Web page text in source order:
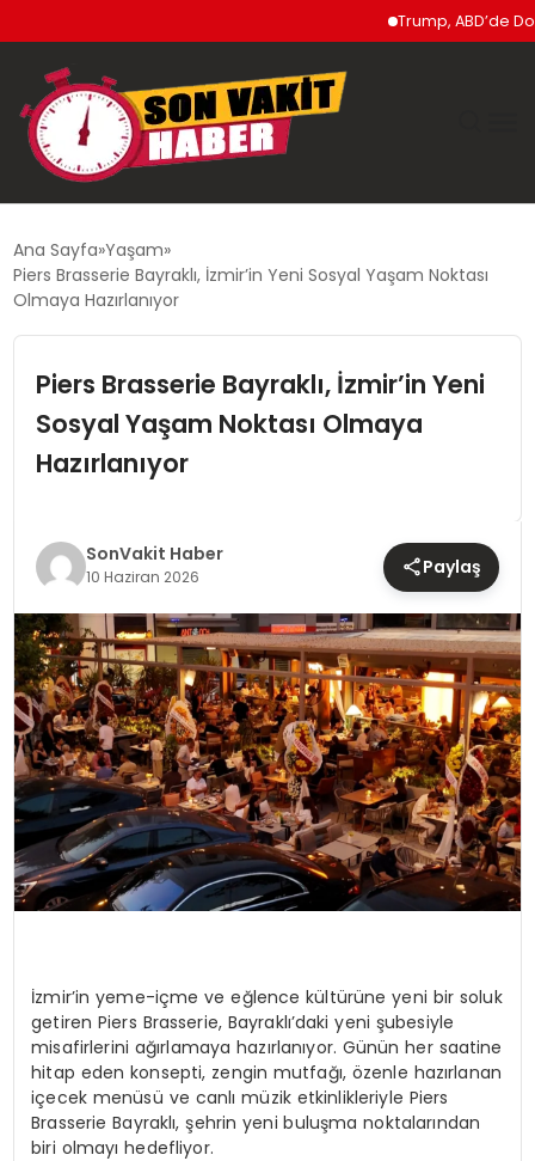
Trump, ABD’de
SIYASET
EKONOMI
TEKNOLOJI
YAŞAM
Ana Sayfa Yaşam
Piers Brasserie Bayraklı, İzmir’in Yeni Sosyal Yaşam Noktası
Olmaya Hazırlanıyor
Piers Brasserie Bayraklı, İzmir’in Yeni
Sosyal Yaşam Noktası Olmaya
Hazırlanıyor
SonVakit Haber
10 Haziran 2026 Paylaş
İzmir’in yeme-içme ve eğlence kültürüne yeni bir soluk
getiren Piers Brasserie, Bayraklı’daki yeni şubesiyle
misafirlerini ağırlamaya hazırlanıyor. Günün her saatine
hitap eden konsepti, zengin mutfağı, özenle hazırlanan
içecek menüsü ve canlı müzik etkinlikleriyle Piers
Brasserie Bayraklı, şehrin yeni buluşma noktalarından
biri olmayı hedefliyor.